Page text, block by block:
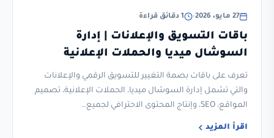
27 مايو، 2026 • 1 دقائق قراءة
باقات التسويق والإعلانات | إدارة
السوشال ميديا والحملات الإعلانية
تعرف على باقات بصمة التغيير للتسويق الرقمي والإعلانات
والتي تشمل إدارة السوشال ميديا، الحملات الإعلانية، تصميم
المواقع، SEO، وإنتاج المحتوى الاحترافي لجميع…
اقرأ المزيد